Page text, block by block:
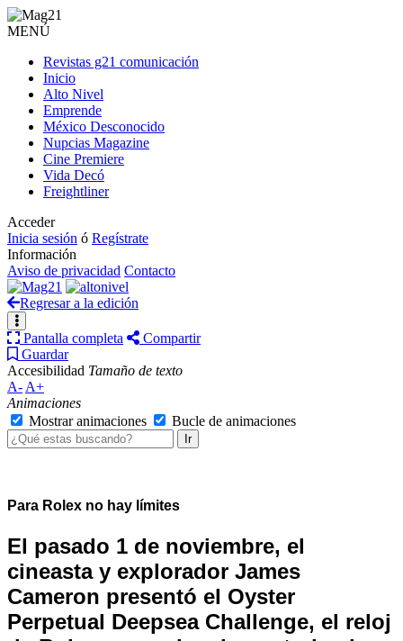
MENÚ
Revistas g21 comunicación
Inicio
Alto Nivel
Emprende
México Desconocido
Nupcias Magazine
Cine Premiere
Vida Decó
Freightliner
Acceder
Inicia sesión ó Regístrate
Información
Aviso de privacidad Contacto
Regresar a la edición
Pantalla completa
Compartir
Guardar
Accesibilidad Tamaño de texto
A- A+
Animaciones
Mostrar animaciones
Bucle de animaciones
Ir
Para Rolex no hay límites
El pasado 1 de noviembre, el
cineasta y explorador James
Cameron presentó el Oyster
Perpetual Deepsea Challenge, el reloj